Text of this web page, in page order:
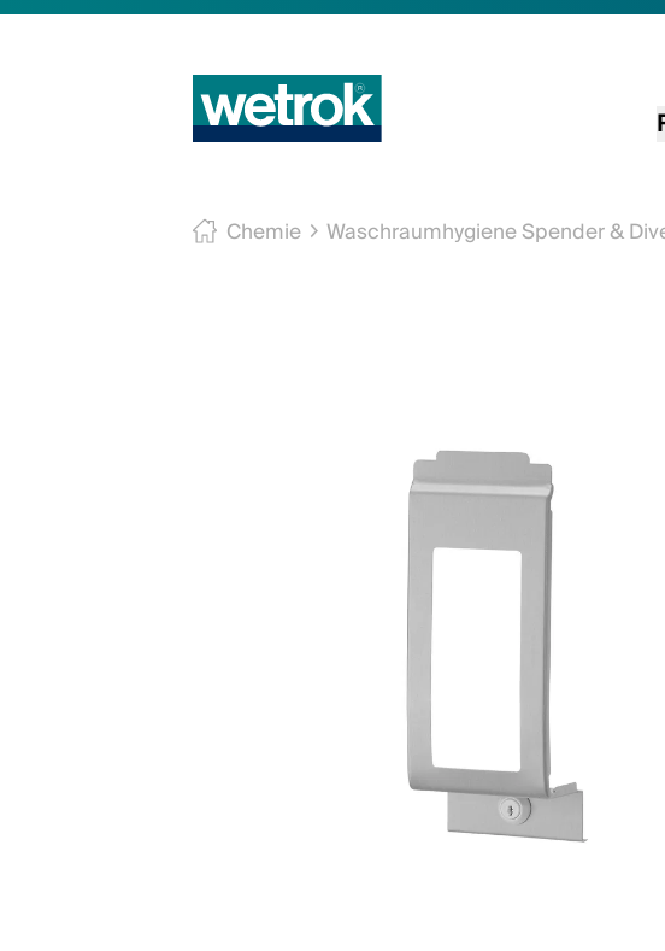
Chemie Waschraumhygiene Spender &